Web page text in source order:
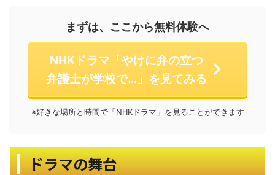
まずは、ここから無料体験へ
NHKドラマ「やけに弁の立つ
弁護士が学校で…」を見てみる
※好きな場所と時間で「NHKドラマ」を見ることができます
ドラマの舞台